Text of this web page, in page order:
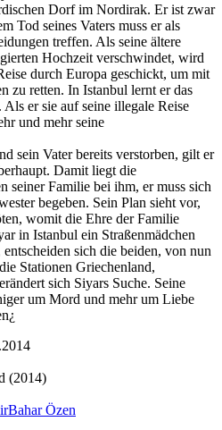
Dorf im Nordirak. Er ist zwar
Tod seines Vaters muss er als
treffen. Als seine ältere
Hochzeit verschwindet, wird
durch Europa geschickt, um mit
zu retten. In Istanbul lernt er das
er sie auf seine illegale Reise
und mehr seine
sein Vater bereits verstorben, gilt er
Damit liegt die
seiner Familie bei ihm, er muss sich
begeben. Sein Plan sieht vor,
womit die Ehre der Familie
in Istanbul ein Straßenmädchen
sich die beiden, von nun
Stationen Griechenland,
sich Siyars Suche. Seine
um Mord und mehr um Liebe
(2014)
Bahar Özen